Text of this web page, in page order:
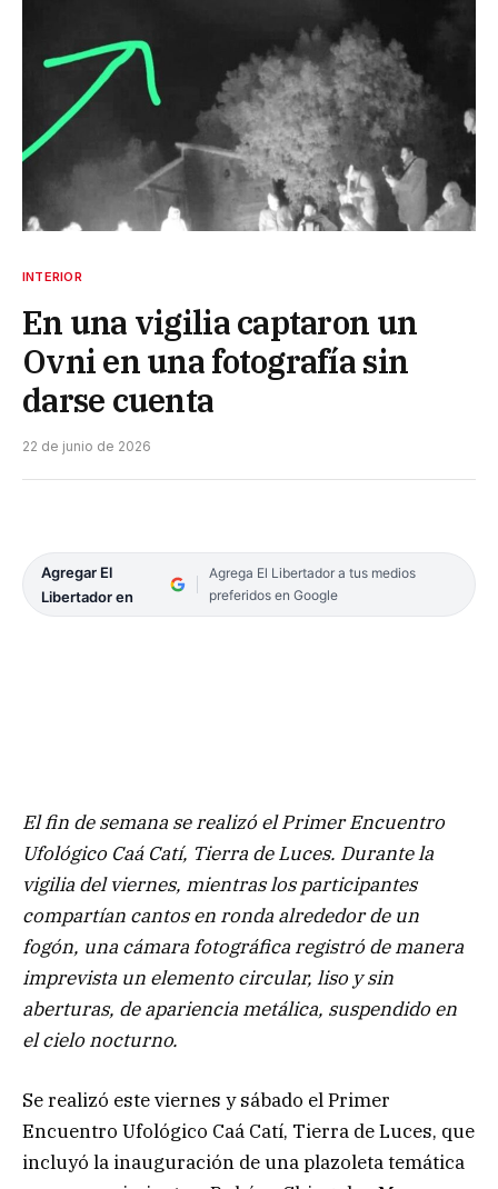
INTERIOR
En una vigilia captaron un
Ovni en una fotografía sin
darse cuenta
22 de junio de 2026
Agregar El
Libertador en
Agrega El Libertador a tus medios
preferidos en Google
El fin de semana se realizó el Primer Encuentro
Ufológico Caá Catí, Tierra de Luces. Durante la
vigilia del viernes, mientras los participantes
compartían cantos en ronda alrededor de un
fogón, una cámara fotográfica registró de manera
imprevista un elemento circular, liso y sin
aberturas, de apariencia metálica, suspendido en
el cielo nocturno.
Se realizó este viernes y sábado el Primer
Encuentro Ufológico Caá Catí, Tierra de Luces, que
incluyó la inauguración de una plazoleta temática